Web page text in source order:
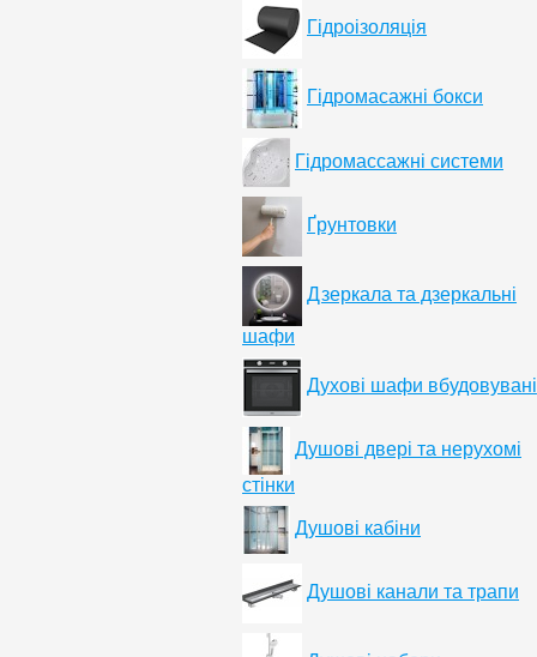
Гідроізоляція
Гідромасажні бокси
Гідромассажні системи
Ґрунтовки
Дзеркала та дзеркальні
шафи
Духові шафи вбудовувані
Душові двері та нерухомі
стінки
Душові кабіни
Душові канали та трапи